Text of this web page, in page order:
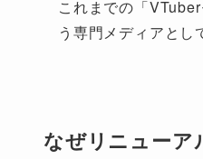
これまでの「
う専門メディアとし
なぜリニューア